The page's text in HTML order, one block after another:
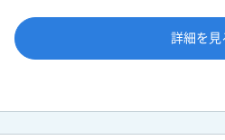
詳細を見